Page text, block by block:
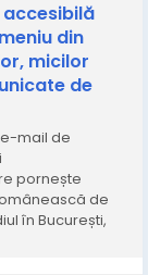
a rămas
vizibilă
de
de
datelor
de
sunt extrase
din
micilor
de
mail de
pornește
de
în București,